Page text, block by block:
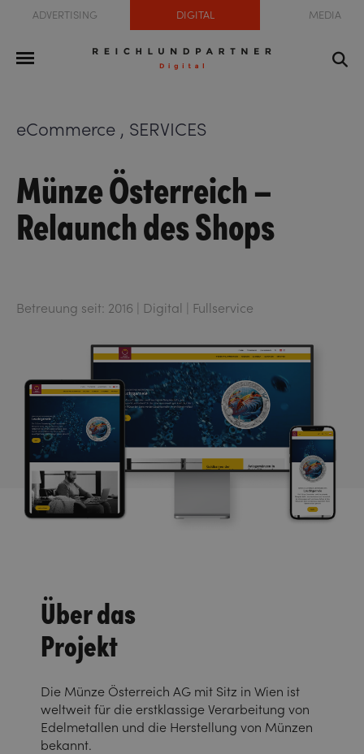
ADVERTISING DIGITAL MEDIA
eCommerce , SERVICES
Münze Österreich –
Relaunch des Shops
Betreuung seit: 2016 | Digital | Fullservice
Über das
Projekt
Die Münze Österreich AG mit Sitz in Wien ist
weltweit für die erstklassige Verarbeitung von
Edelmetallen und die Herstellung von Münzen
bekannt.